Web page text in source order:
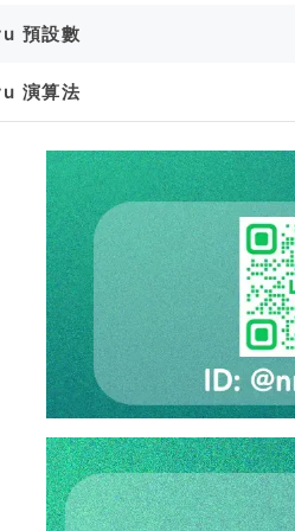
預設數
演算法